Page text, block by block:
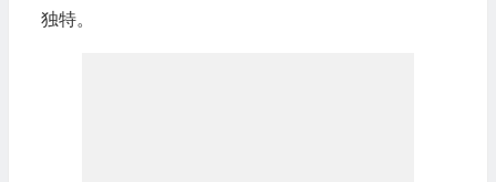
独特。